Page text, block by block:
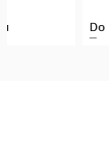
Do košíku